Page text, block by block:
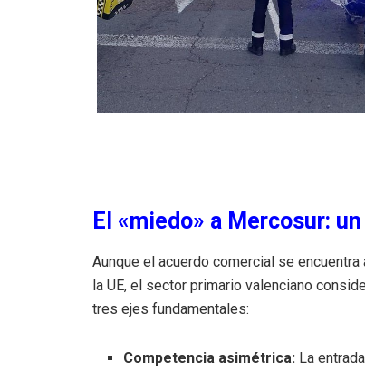
El «miedo» a Mercosur:
Aunque el acuerdo comercial se
la UE, el sector primario valenciano
tres ejes fundamentales:
Competencia asimétrica: La